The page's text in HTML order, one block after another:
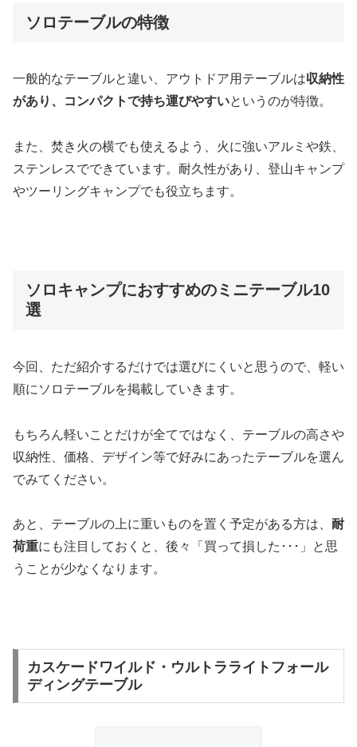
ソロテーブルの特徴
一般的なテーブルと違い、アウトドア用テーブルは収納性
があり、コンパクトで持ち運びやすいというのが特徴。
また、焚き火の横でも使えるよう、火に強いアルミや鉄、
ステンレスでできています。耐久性があり、登山キャンプ
やツーリングキャンプでも役立ちます。
ソロキャンプにおすすめのミニテーブル10
選
今回、ただ紹介するだけでは選びにくいと思うので、 軽い
順にソロテーブルを掲載していきます。
もちろん軽いことだけが全てではなく、テーブルの高さや
収納性、価格、デザイン等で好みにあったテーブルを選ん
でみてください。
あと、テーブルの上に重いものを置く予定がある方は、 耐
荷重にも注目しておくと、後々「買って損した･･･」と思
うことが少なくなります。
カスケードワイルド・ウルトラライトフォール
ディングテーブル